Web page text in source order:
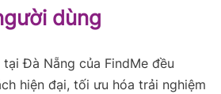
dùng
Đà Nẵng của FindMe đều
hiện đại, tối ưu hóa trải nghiệm